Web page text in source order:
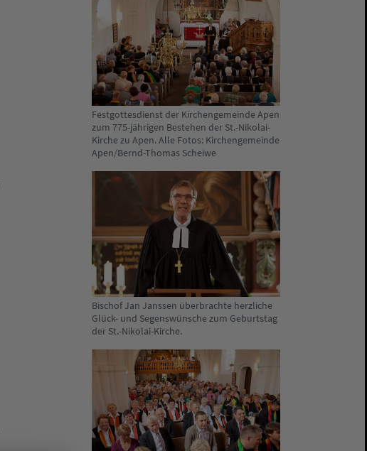
Festgottesdienst der Kirchengemeinde Apen
zum 775-jährigen Bestehen der St.-Nikolai-
Kirche zu Apen. Alle Fotos: Kirchengemeinde
Apen/Bernd-Thomas Scheiwe
Bischof Jan Janssen überbrachte herzliche
Glück- und Segenswünsche zum Geburtstag
der St.-Nikolai-Kirche.